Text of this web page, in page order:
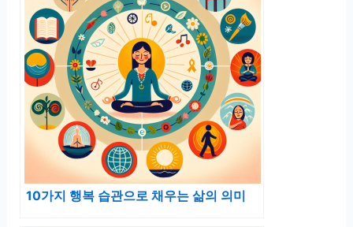
10가지 행복 습관으로 채우는 삶의 의미